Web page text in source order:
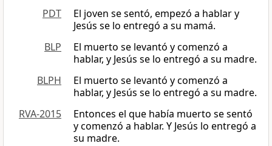
PDT
El joven se sentó, empezó a hablar y
Jesús se lo entregó a su mamá.
BLP
El muerto se levantó y comenzó a
hablar, y Jesús se lo entregó a su madre.
BLPH
El muerto se levantó y comenzó a
hablar, y Jesús se lo entregó a su madre.
RVA-2015
Entonces el que había muerto se sentó
y comenzó a hablar. Y Jesús lo entregó a
su madre.